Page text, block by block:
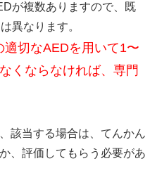
が複数ありますので、既
異なります。
適切なAEDを用いて1〜
くならなければ、専門
該当する場合は、てんかん
、評価してもらう必要があ